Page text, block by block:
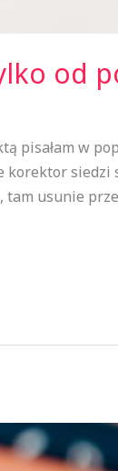
od
pisałam w
korektor
tam usunie